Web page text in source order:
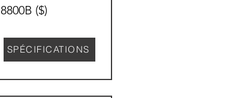
8800B ($)
SPÉCIFICATIONS